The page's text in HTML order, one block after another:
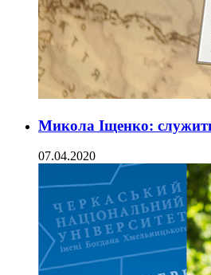
Микола Іщенко:
07.04.2020